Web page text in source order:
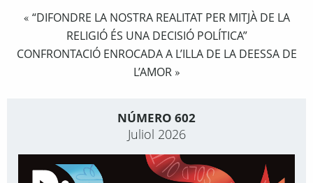
« “DIFONDRE LA NOSTRA REALITAT PER MITJÀ DE LA
RELIGIÓ ÉS UNA DECISIÓ POLÍTICA”
CONFRONTACIÓ ENROCADA A L’ILLA DE LA DEESSA DE
L’AMOR»
NÚMERO 602
Juliol 2026